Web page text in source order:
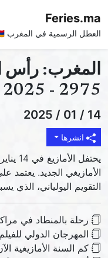
Feries.ma
العطل الرسمية في المغرب 🇲🇦
المغرب: رأس
2975 - 2025
14 / 01 / 2025
انشرها
الأمازيغي الجديد. يعتمد
التقويم اليولياني، الذي يسبق
رحلة بالمنطاد في
المهرجان الدولي للفيلم
كم السنة الأمازيغية